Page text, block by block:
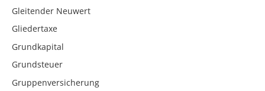
Gleitender Neuwert
Gliedertaxe
Grundkapital
Grundsteuer
Gruppenversicherung